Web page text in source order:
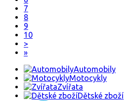
7
8
9
10
>
»
Automobily
Motocykly
Zvířata
Dětské zboží